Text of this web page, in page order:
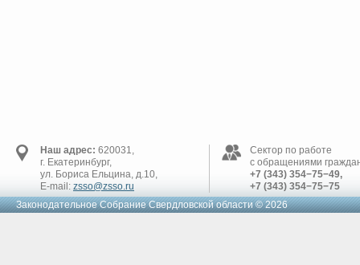
Наш адрес: 620031,
г. Екатеринбург,
ул. Бориса Ельцина, д.10,
E-mail: zsso@zsso.ru
Сектор по работе
с обращениями
+7 (343) 354−75−49,
+7 (343) 354−75−75
Законодательное Cобрание Свердловской области © 2026